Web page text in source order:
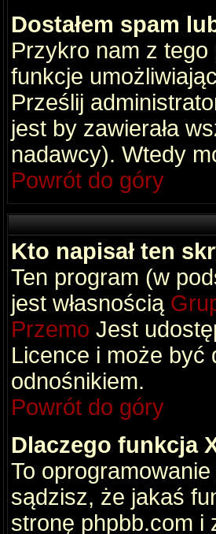
Dostałem spam
Przykro nam z tego
funkcje
Prześlij
jest by zawierała
nadawcy). Wtedy
Powrót do góry
Kto napisał ten
Ten program (w
jest własnością
Przemo Jest
Licence i może być
odnośnikiem.
Powrót do góry
Dlaczego funkcja
To
sądzisz, że jakaś
stronę phpbb.com i